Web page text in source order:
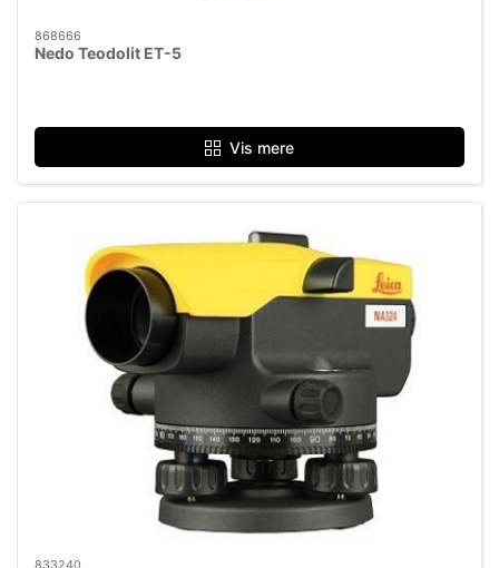
868666
Nedo Teodolit ET-5
Vis mere
833240